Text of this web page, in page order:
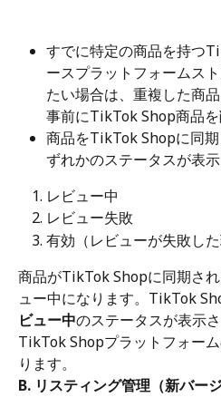
すでに特定の商品を持つ
ースプラットフォームス
たい場合は、重複した商
事前にTikTok Shop商品を
商品をTikTok Shopに同
ずれかのステータスが表示
レビュー中
レビュー失敗
有効（レビューが失敗し
商品がTikTok Shopに同期さ
ュー中になります。TikTok
ビュー中のステータスが表示
TikTok Shopプラットフォー
ります。
B. リスティング管理（新バージ